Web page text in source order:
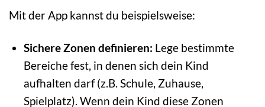
Mit der App kannst du beispielsweise:
Sichere Zonen definieren: Lege bestimmte
Bereiche fest, in denen sich dein Kind
aufhalten darf (z.B. Schule, Zuhause,
Spielplatz). Wenn dein Kind diese Zonen